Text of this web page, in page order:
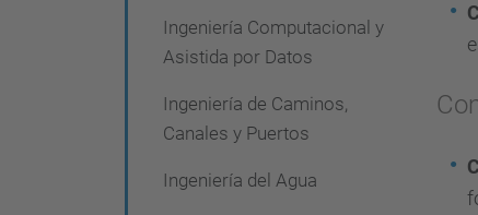
Ingeniería Computacional y
Asistida por Datos
Ingeniería de Caminos,
Canales y Puertos
Ingeniería del Agua